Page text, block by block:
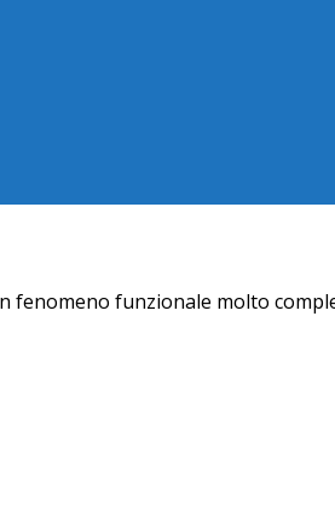
fenomeno funzionale molto